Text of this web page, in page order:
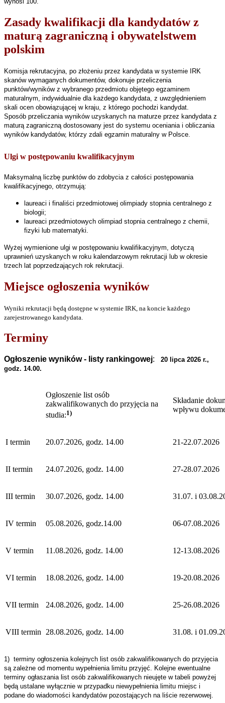
Zasady kwalifikacji dla kandydatów z
maturą zagraniczną i obywatelstwem
polskim
Komisja rekrutacyjna, po złożeniu przez kandydata w systemie IRK
skanów wymaganych dokumentów, dokonuje przeliczenia
punktów/wyników z wybranego przedmiotu objętego egzaminem
maturalnym, indywidualnie dla każdego kandydata, z uwzględnieniem
skali ocen obowiązującej w kraju, z którego pochodzi kandydat.
Sposób przeliczania wyników uzyskanych na maturze przez kandydata z
maturą zagraniczną dostosowany jest do systemu oceniania i obliczania
wyników kandydatów, którzy zdali egzamin maturalny w Polsce.
Ulgi w postępowaniu kwalifikacyjnym
Maksymalną liczbę punktów do zdobycia z całości postępowania
kwalifikacyjnego , otrzymują:
laureaci i finaliści przedmiotowej olimpiady stopnia centralnego z
biologii;
laureaci przedmiotowych olimpiad stopnia centralnego z chemii,
fizyki lub matematyki.
Wyżej wymienione ulgi w postępowaniu kwalifikacyjnym, dotyczą
uprawnień uzyskanych w roku kalendarzowym rekrutacji lub w okresie
trzech lat poprzedzających rok rekrutacji.
Miejsce ogłoszenia wyników
Wyniki rekrutacji będą dostępne w systemie IRK, na koncie każdego
zarejestrowanego kandydata.
Terminy
Ogłoszenie wyników - listy rankingowej:
20 lipca 2026 r.,
godz. 14.00.
Ogłoszenie list osób
zakwalifikowanych do przyjęcia na
studia:1)
Składanie
wpływu
I termin 20.07.2026, godz. 14.00 21-22.07.2026
II termin 24.07.2026, godz. 14.00 27-28.07.2026
III termin 30.07.2026, godz. 14.00 31.07. i
IV termin 05.08.2026, godz.14.00 06-07.08.2026
V termin 11.08.2026, godz. 14.00 12-13.08.2026
VI termin 18.08.2026, godz. 14.00 19-20.08.2026
VII termin 24.08.2026, godz. 14.00 25-26.08.2026
VIII termin 28.08.2026, godz. 14.00 31.08. i
1) terminy ogłoszenia kolejnych list osób zakwalifikowanych do przyjęcia
są zależne od momentu wypełnienia limitu przyjęć. Kolejne ewentualne
terminy ogłaszania list osób zakwalifikowanych nieujęte w tabeli powyżej
będą ustalane wyłącznie w przypadku niewypełnienia limitu miejsc i
podane do wiadomości kandydatów pozostających na liście rezerwowej.